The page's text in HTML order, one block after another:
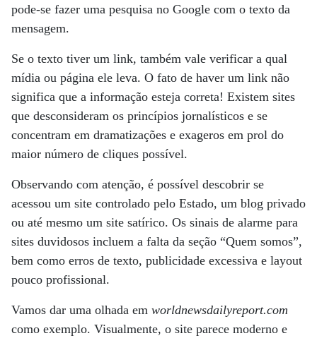
pode-se fazer uma pesquisa no Google com o texto da
mensagem.
Se o texto tiver um link, também vale verificar a qual
mídia ou página ele leva. O fato de haver um link não
significa que a informação esteja correta! Existem sites
que desconsideram os princípios jornalísticos e se
concentram em dramatizações e exageros em prol do
maior número de cliques possível.
Observando com atenção, é possível descobrir se
acessou um site controlado pelo Estado, um blog privado
ou até mesmo um site satírico. Os sinais de alarme para
sites duvidosos incluem a falta da seção “Quem somos”,
bem como erros de texto, publicidade excessiva e layout
pouco profissional.
Vamos dar uma olhada em worldnewsdailyreport.com
como exemplo. Visualmente, o site parece moderno e